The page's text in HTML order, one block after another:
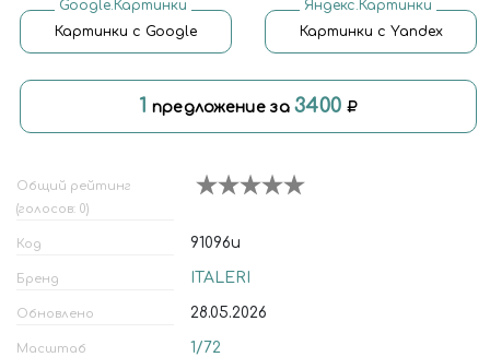
Google.Картинки
Картинки с Google
Яндекс.Картинки
Картинки с Yandex
1 предложение за3400
Общий рейтинг
(голосов: 0)
Код 91096и
Бренд ITALERI
Обновлено 28.05.2026
Масштаб 1/72